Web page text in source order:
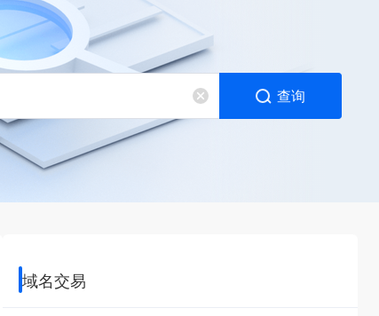
查询
域名交易